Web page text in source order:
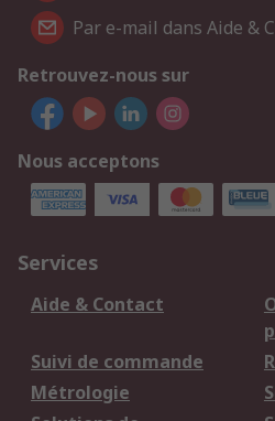
Par e-mail dans Aide &
Retrouvez-nous sur
Nous acceptons
Services
Aide & Contact
Suivi de commande
Métrologie